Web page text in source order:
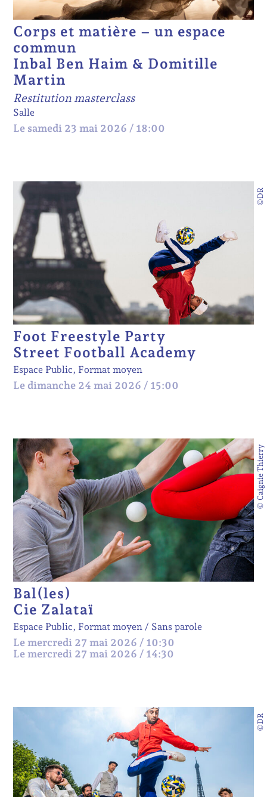
Corps et matière – un espace
commun
Inbal Ben Haim & Domitille
Martin
Restitution masterclass
Salle
Le samedi 23 mai 2026 / 18:00
©DR
Foot Freestyle Party
Street Football Academy
Espace Public, Format moyen
Le dimanche 24 mai 2026 / 15:00
© Caignie Thierry
Bal(les)
Cie Zalataï
Espace Public, Format moyen Sans parole
Le mercredi 27 mai 2026 / 10:30
Le mercredi 27 mai 2026 / 14:30
©DR